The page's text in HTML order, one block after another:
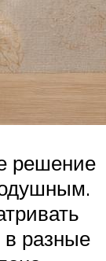
решение
разные